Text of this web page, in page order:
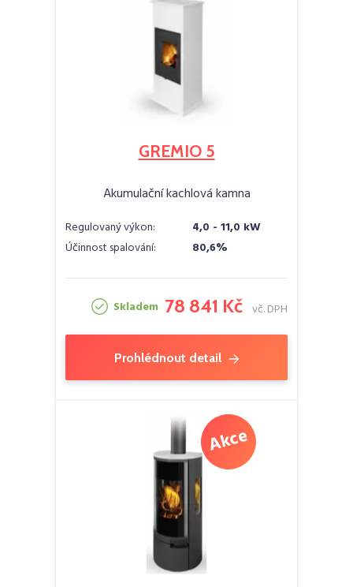
GREMIO 5
Akumulační kachlová kamna
Regulovaný výkon:
4,0 - 11,0 kW
Účinnost spalování:
80,6%
Skladem 78 841 Kč vč. DPH
Prohlédnout detail